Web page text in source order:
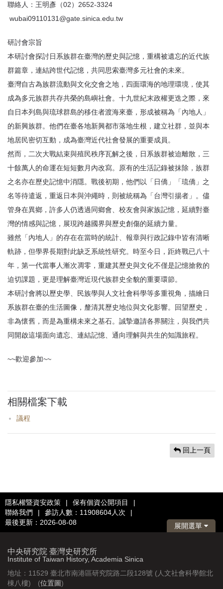
聯絡人：王明彥（02）2652-3324
wubai09110131@gate.sinica.edu.tw
研討會宗旨
本研討會探討日系族群在臺灣的歷史與記憶，重構被遺忘的近代族
群篇章，連結跨世代記憶，共同思索臺灣多元社會的未來。
臺灣自古為族群流動與文化交會之地，四面環海的地理環境，使其
成為多元族群共存共榮的島嶼社會。十九世紀末政權更迭之際，來
自日本列島與琉球群島的移住者渡海來臺，形成被稱為「內地人」
的新興族群。他們在臺各地新興都市落地生根，建立社群，並與本
地居民密切互動，成為臺灣近代社會發展的重要成員。
然而，二次大戰結束與殖民秩序瓦解之後，日系族群被迫離散，三
十餘萬人的命運在短短數月內改寫。原有的生活記錄被抹除，族群
之名亦在歷史記憶中消隱。戰後初期，他們以「日僑」「琉僑」之
名等待遣返，重返日本與沖繩時，則被統稱為「台灣引揚者」。儘
管身在異鄉，許多人仍透過同鄉會、校友會與家族記憶，延續對臺
灣的情感與記憶，展現跨越國界與歷史創傷的延續力量。
雖然「內地人」的存在在當時的統計、報章與行政記錄中皆有清晰
軌跡，但學界長期對此缺乏系統性研究。時至今日，距終戰已八十
年，第一代當事人漸次凋零，重建其歷史與文化不僅是記憶搶救的
迫切課題，更是理解臺灣近現代族群史全貌的重要環節。
本研討會將以歷史學、民族學與人文社會科學等多重視角，描繪日
系族群在臺的生活圖像，釐清其歷史地位與文化影響。回望歷史，
非為懷舊，而是為重構未來之基石。誠摯邀請各界關注，與我們共
同開啟這場面向遺忘、連結記憶、通向理解與共生的知識旅程。
~~歡迎參加~~
相關檔案下載
議程
回上一頁
隱私權暨資安政策 | 保有個資公開項目
|
聯絡我們
| 參訪人數：11908604人次
|
最後更新：2026-08-08
展開選單
中央研究院 臺灣史研究所
Institute of Taiwan History, Academia Sinica
地址：11529 臺北市南港區研究院路二段128號 (人文社會科學館北
棟八樓) (位置圖)